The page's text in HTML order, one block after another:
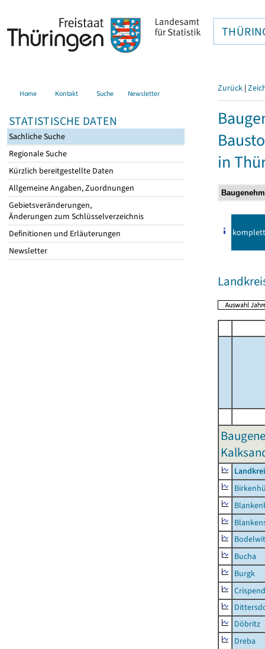
Home Kontakt Suche Newsletter
STATISTISCHE DATEN
Sachliche Suche
Regionale Suche
Kürzlich bereitgestellte Daten
Allgemeine Angaben, Zuordnungen
Gebietsveränderungen,
Änderungen zum Schlüsselverzeichnis
Definitionen und Erläuterungen
Newsletter
Zurück |
in
komplett
Bucha
Burgk
Döbritz
Dreba